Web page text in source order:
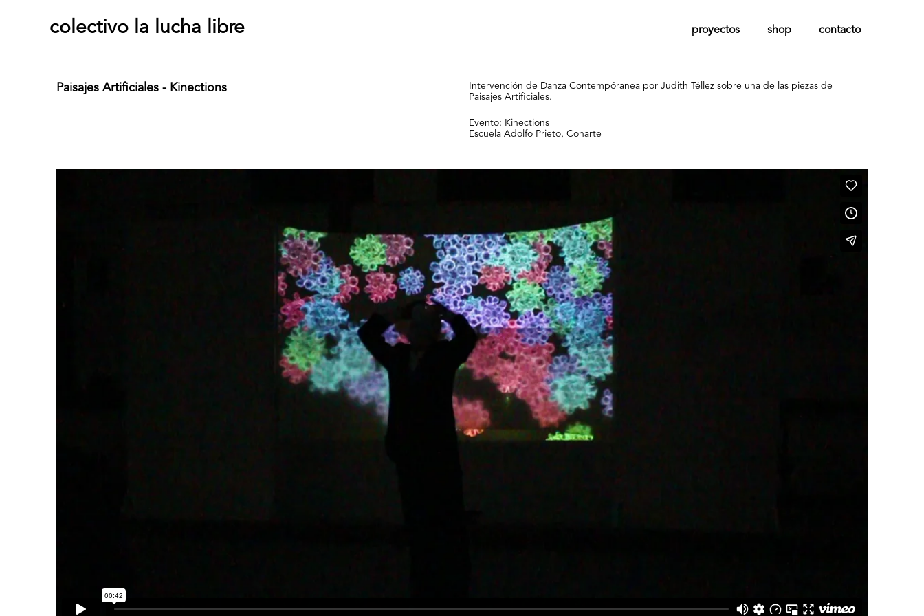
colectivo la lucha libre proyectos shop contacto
Paisajes Artificiales - Kinections
Intervención de Danza Contempóranea por Judith Téllez sobre una de las piezas de
Paisajes Artificiales.
Evento: Kinections
Escuela Adolfo Prieto, Conarte